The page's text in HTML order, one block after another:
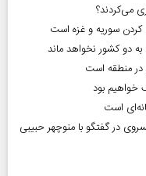
می‌کردند؟
کردن سوریه و غزه است
دو کشور نخواهد ماند
در منطقه است
خواهیم بود
است
در گفتگو با منوچهر حبیبی